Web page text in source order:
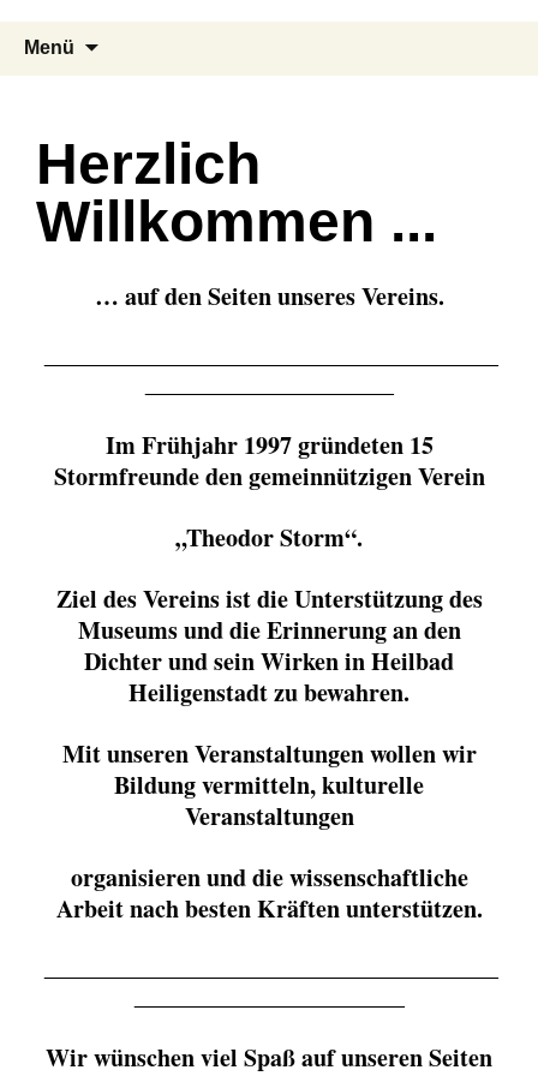
Menü
Herzlich
Willkommen ...
… auf den Seiten unseres Vereins.
Im Frühjahr 1997 gründeten 15
Stormfreunde den gemeinnützigen Verein
„Theodor Storm“.
Ziel des Vereins ist die Unterstützung des
Museums und die Erinnerung an den
Dichter und sein Wirken in Heilbad
Heiligenstadt zu bewahren.
Mit unseren Veranstaltungen wollen wir
Bildung vermitteln, kulturelle
Veranstaltungen
organisieren und die wissenschaftliche
Arbeit nach besten Kräften unterstützen.
Wir wünschen viel Spaß auf unseren Seiten